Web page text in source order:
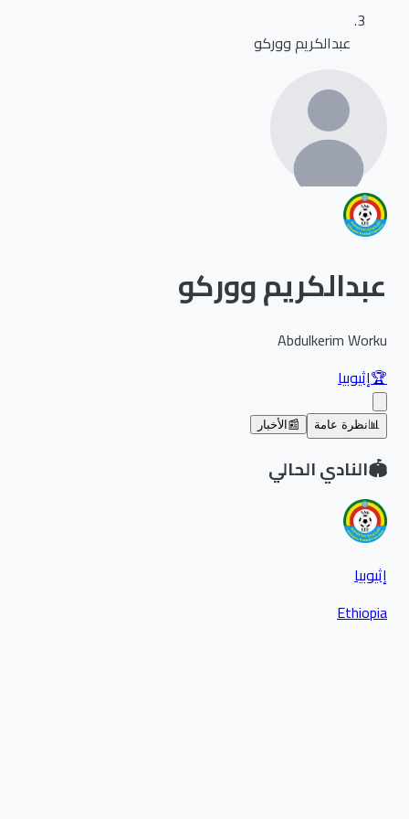
عبدالكريم ووركو
عبدالكريم ووركو
Abdulkerim Worku
إثيوبيا
نظرة عامة 📰 الأخبار
النادي الحالي
إثيوبيا
Ethiopia